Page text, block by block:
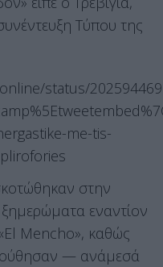
Τύπου της
status/
me-tis-
στην
εναντίον
Mencho», καθώς
— ανάμεσά